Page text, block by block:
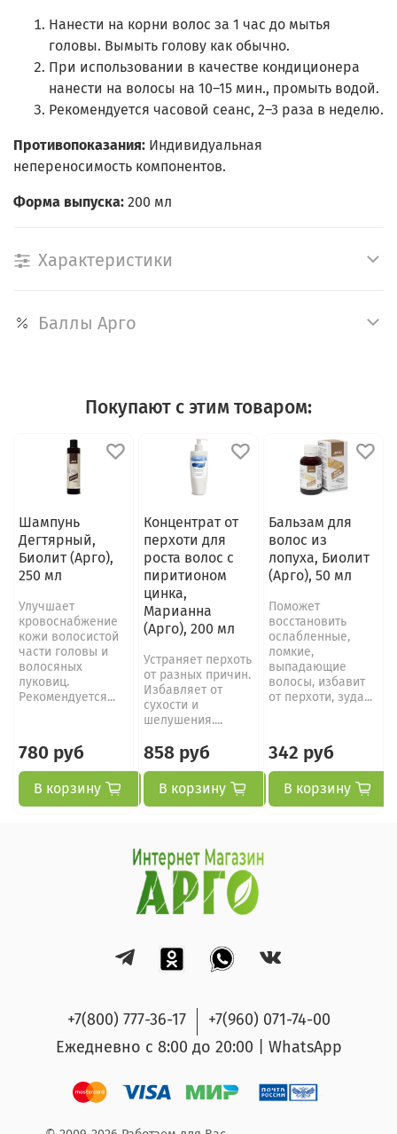
Нанести на корни волос за 1 час до мытья
головы. Вымыть голову как обычно.
При использовании в качестве кондиционера
нанести на волосы на 10–15 мин., промыть водой.
Рекомендуется часовой сеанс, 2–3 раза в неделю.
Противопоказания: Индивидуальная
непереносимость компонентов.
Форма выпуска: 200 мл
Характеристики
Баллы Арго
Покупают с этим товаром:
Шампунь
Дегтярный,
Биолит (Арго),
250 мл
Улучшает
кровоснабжение
кожи волосистой
части головы и
волосяных
луковиц.
Рекомендуется...
780 руб
В корзину
Концентрат от
перхоти для
роста волос с
пиритионом
цинка,
Марианна
(Арго), 200 мл
Устраняет перхоть
от разных причин.
Избавляет от
сухости и
шелушения....
858 руб
В корзину
Бальзам для
волос из
лопуха, Биолит
(Арго), 50 мл
Поможет
восстановить
ослабленные,
ломкие,
выпадающие
волосы, избавит
от перхоти, зуда...
342 руб
В корзину
+7(800) 777-36-17
+7(960) 071-74-00
Ежедневно с 8:00 до 20:00 | WhatsApp